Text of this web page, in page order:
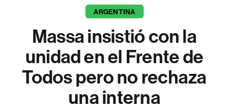
ARGENTINA
Massa insistió con la
unidad en el Frente de
Todos pero no rechaza
una interna